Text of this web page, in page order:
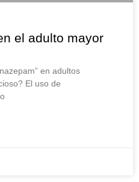
el adulto mayor
en adultos
El uso de